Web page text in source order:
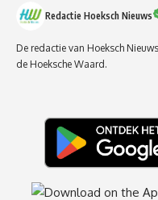
Redactie Hoeksch Nieuws
De redactie van Hoeksch
de Hoeksche Waard.